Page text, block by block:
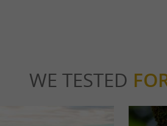
WE TESTED